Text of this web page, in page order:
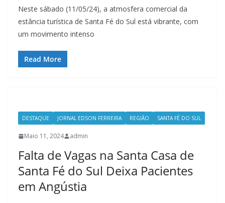
Neste sábado (11/05/24), a atmosfera comercial da
estância turística de Santa Fé do Sul está vibrante, com
um movimento intenso
Read More
DESTAQUE JORNAL EDSON FERREIRA REGIÃO SANTA FÉ DO SUL
Maio 11, 2024 admin
Falta de Vagas na Santa Casa de
Santa Fé do Sul Deixa Pacientes
em Angústia